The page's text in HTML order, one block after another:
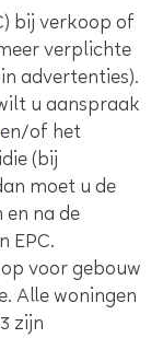
bij verkoop of
verplichte
advertenties).
u aanspraak
en/of het
(bij
moet u de
na de
EPC.
voor gebouw
. Alle woningen
zijn